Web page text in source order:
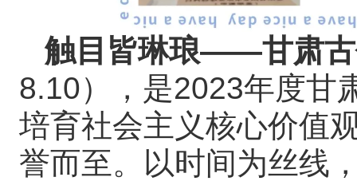
触目皆琳琅——甘肃古
8.10），是2023年度甘
培育社会主义核心价值
誉而至。以时间为丝线